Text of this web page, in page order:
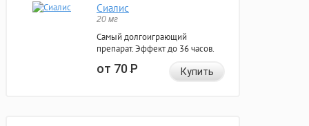
Сиалис
20 мг
Самый долгоиграющий
препарат. Эффект до 36 часов.
от 70Р Купить